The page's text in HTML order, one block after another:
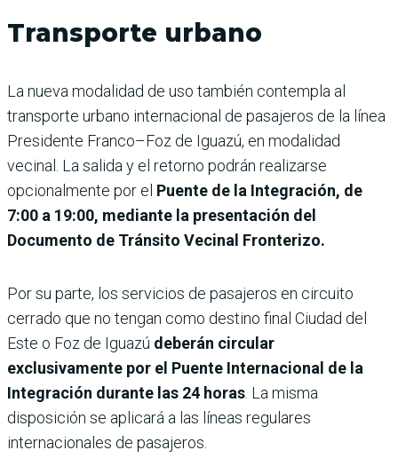
Transporte urbano
La nueva modalidad de uso también contempla al
transporte urbano internacional de pasajeros de la línea
Presidente Franco–Foz de Iguazú, en modalidad
vecinal. La salida y el retorno podrán realizarse
opcionalmente por el Puente de la Integración, de
7:00 a 19:00, mediante la presentación del
Documento de Tránsito Vecinal Fronterizo.
Por su parte, los servicios de pasajeros en circuito
cerrado que no tengan como destino final Ciudad del
Este o Foz de Iguazú deberán circular
exclusivamente por el Puente Internacional de la
Integración durante las 24 horas . La misma
disposición se aplicará a las líneas regulares
internacionales de pasajeros.